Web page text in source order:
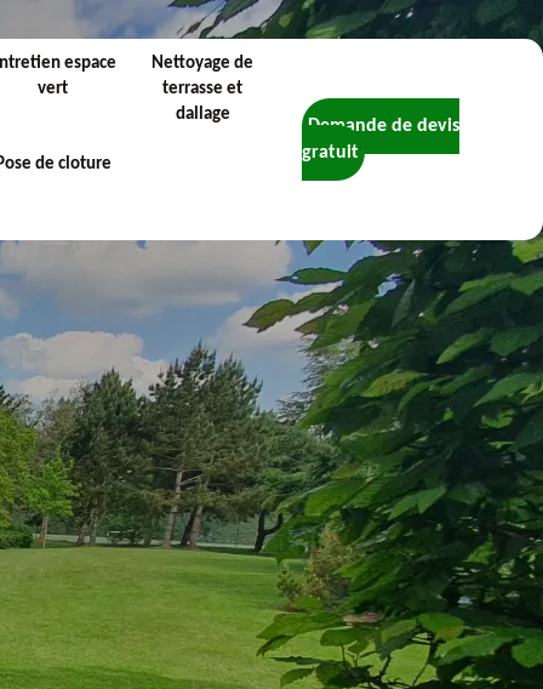
espace
vert
Nettoyage de
terrasse et
dallage
de cloture
Demande de devis
gratuit